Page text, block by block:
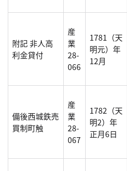
附記 非人高
利金貸付
産
業
28-
066
1781（天
明元）年
12月
備後西城鉄売
買制町触
産
業
28-
067
1782（天
明2）年
正月6日